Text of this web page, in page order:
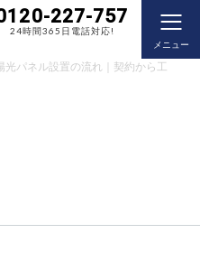
227-757
24時間365日電話対応!
メニュー
光パネル設置の流れ｜契約から工